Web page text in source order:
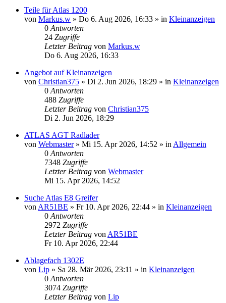
Teile für Atlas 1200
von Markus.w » Do 6. Aug 2026, 16:33 » in Kleinanzeigen
0 Antworten
24 Zugriffe
Letzter Beitrag von Markus.w
Do 6. Aug 2026, 16:33
Angebot auf Kleinanzeigen
von Christian375 » Di 2. Jun 2026, 18:29 » in Kleinanzeigen
0 Antworten
488 Zugriffe
Letzter Beitrag von Christian375
Di 2. Jun 2026, 18:29
ATLAS AGT Radlader
von Webmaster» Mi 15. Apr 2026, 14:52 » in Allgemein
0 Antworten
7348 Zugriffe
Letzter Beitrag von Webmaster
Mi 15. Apr 2026, 14:52
Suche Atlas E8 Greifer
von AR51BE » Fr 10. Apr 2026, 22:44 » in Kleinanzeigen
0 Antworten
2972 Zugriffe
Letzter Beitrag von AR51BE
Fr 10. Apr 2026, 22:44
Ablagefach 1302E
von Lip » Sa 28. Mär 2026, 23:11 » in Kleinanzeigen
0 Antworten
3074 Zugriffe
Letzter Beitrag von Lip